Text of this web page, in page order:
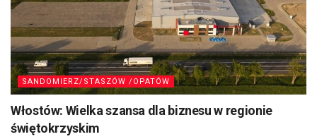
SANDOMIERZ/STASZÓW /OPATÓW
Włostów: Wielka szansa dla biznesu w regionie
świętokrzyskim